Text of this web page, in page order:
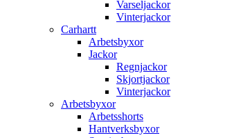
Varseljackor
Vinterjackor
Carhartt
Arbetsbyxor
Jackor
Regnjackor
Skjortjackor
Vinterjackor
Arbetsbyxor
Arbetsshorts
Hantverksbyxor